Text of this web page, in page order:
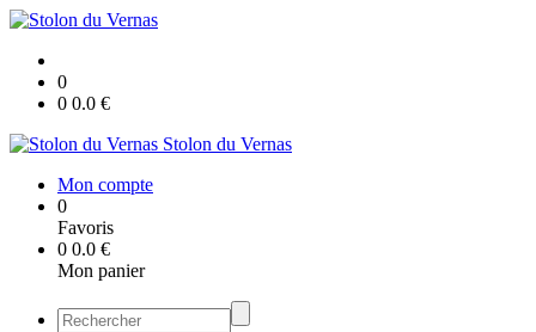
0
0 0.0 €
Stolon du Vernas
Mon compte
0
Favoris
0 0.0 €
Mon panier